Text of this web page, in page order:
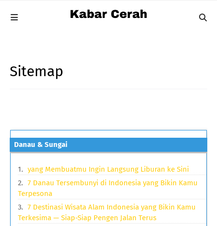
Sitemap
Danau & Sungai
yang Membuatmu Ingin Langsung Liburan ke Sini
7 Danau Tersembunyi di Indonesia yang Bikin Kamu
Terpesona
7 Destinasi Wisata Alam Indonesia yang Bikin Kamu
Terkesima — Siap-Siap Pengen Jalan Terus